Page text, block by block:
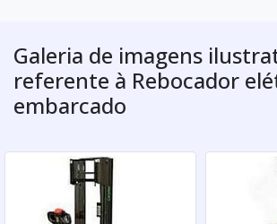
Galeria de imagens
referente à Rebocador
embarcado